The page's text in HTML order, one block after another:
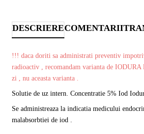
DESCRIERECOMENTARII
!!! daca doriti sa administrati preventiv
radioactiv , recomandam varianta de
zi , nu aceasta varianta .
Solutie de uz intern. Concentratie 5% Iod
Se administreaza la indicatia medicului
malabsorbtiei de iod .